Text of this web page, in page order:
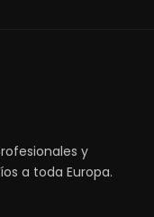
y
a toda Europa.